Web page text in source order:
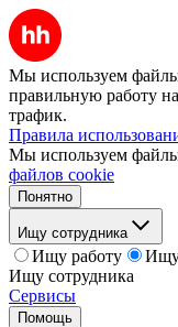
Мы используем
правильную работу
трафик.
Правила
Мы используем
файлов cookie
Понятно
Ищу сотрудника
Ищу работу
Ищу
Ищу сотрудника
Сервисы
Помощь